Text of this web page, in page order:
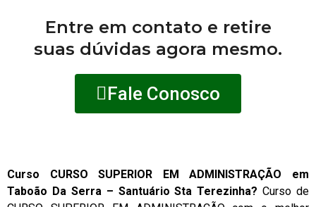
Entre em contato e retire
suas dúvidas agora mesmo.
Fale Conosco
Curso CURSO SUPERIOR EM ADMINISTRAÇÃO em
Taboão Da Serra – Santuário Sta Terezinha?Curso de